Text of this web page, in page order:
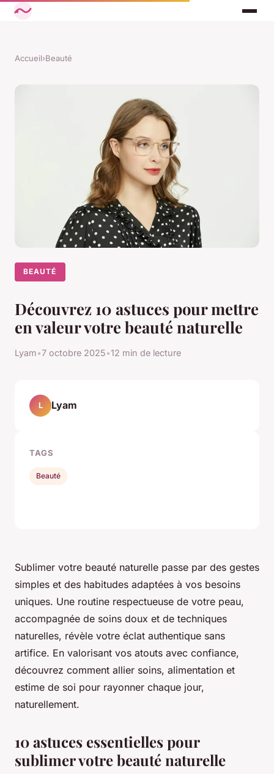
Accueil›Beauté
BEAUTÉ
Découvrez 10 astuces pour mettre
en valeur votre beauté naturelle
Lyam•7 octobre 2025•12 min de lecture
Sublimer votre beauté naturelle passe par des gestes
simples et des habitudes adaptées à vos besoins
uniques. Une routine respectueuse de votre peau,
accompagnée de soins doux et de techniques
naturelles, révèle votre éclat authentique sans
artifice. En valorisant vos atouts avec confiance,
découvrez comment allier soins, alimentation et
estime de soi pour rayonner chaque jour,
naturellement.
10 astuces essentielles pour
sublimer votre beauté naturelle
L Lyam
TAGS
Beauté